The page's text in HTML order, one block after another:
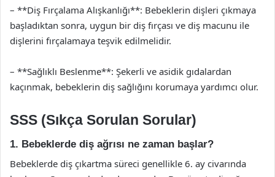
– **Diş Fırçalama Alışkanlığı**: Bebeklerin dişleri çıkmaya
başladıktan sonra, uygun bir diş fırçası ve diş macunu ile
dişlerini fırçalamaya teşvik edilmelidir.
– **Sağlıklı Beslenme**: Şekerli ve asidik gıdalardan
kaçınmak, bebeklerin diş sağlığını korumaya yardımcı olur.
SSS (Sıkça Sorulan Sorular)
1. Bebeklerde diş ağrısı ne zaman başlar?
Bebeklerde diş çıkartma süreci genellikle 6. ay civarında